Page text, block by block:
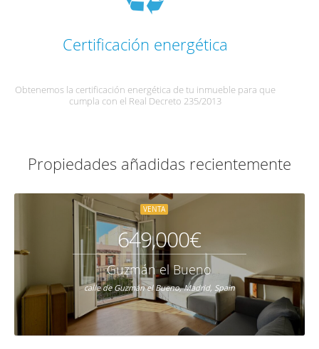
Certificación energética
Obtenemos la certificación energética de tu inmueble para que
cumpla con el Real Decreto 235/2013
Propiedades añadidas recientemente
649,000€
VENTA
Guzmán el Bueno
calle de Guzmán el Bueno, Madrid, Spain